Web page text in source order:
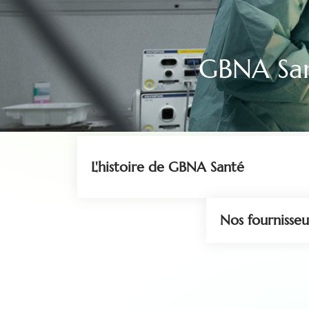
GBNA
L'histoire de GBNA Santé
Nos